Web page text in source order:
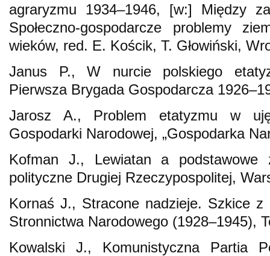
agraryzmu 1934–1946, [w:] Między
Społeczno-gospodarcze problemy
wieków, red. E. Kościk, T. Głowiński,
Janus P., W nurcie polskiego
Pierwsza Brygada Gospodarcza
Jarosz A., Problem etatyzmu w
Gospodarki Narodowej, „Gospodarka
Kofman J., Lewiatan a podstawowe
polityczne Drugiej Rzeczypospolitej,
Kornaś J., Stracone nadzieje. Szkice z
Stronnictwa Narodowego (1928–1945),
Kowalski J., Komunistyczna Partia